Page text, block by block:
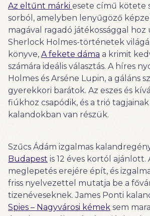
Az eltűnt márki esete című kötete
sorból, amelyben lenyűgöző
magával ragadó játékossággal hoz
Sherlock Holmes-történetek
könyve, A fekete dáma a krimit
számára ideális választás. A híres
Holmes és Arséne Lupin, a gáláns
gyerekkori barátok. Az eszes és
fiúkhoz csapódik, és a trió
kalandokban van részük.
Szűcs Ádám izgalmas
Budapest is 12 éves kortól
meglepetés erejére épít, és
friss nyelvezettel mutatja be a
tizenéveseknek. James Ponti
Spies – Nagyvárosi kémek sem